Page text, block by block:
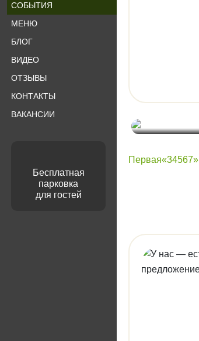
СОБЫТИЯ
МЕНЮ
БЛОГ
ВИДЕО
ОТЗЫВЫ
КОНТАКТЫ
ВАКАНСИИ
Бесплатная
парковка
для гостей
Первая«34567»